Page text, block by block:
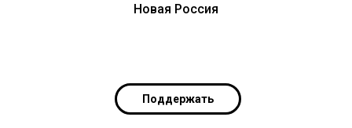
Новая Россия
Поддержать